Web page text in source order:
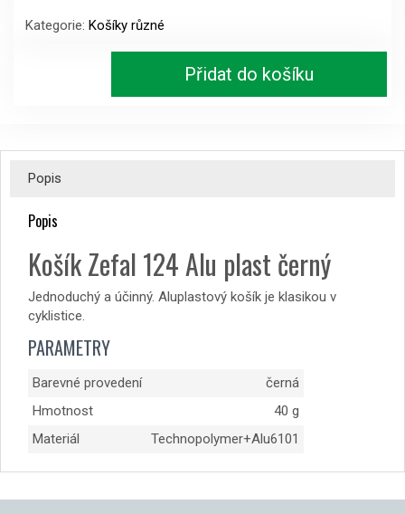
černý
Kategorie: Košíky různé
Přidat do košíku
Popis
Popis
Košík Zefal 124 Alu plast černý
Jednoduchý a účinný. Aluplastový košík je klasikou v
cyklistice.
PARAMETRY
Barevné provedení
černá
Hmotnost
40 g
Materiál
Technopolymer+Alu6101